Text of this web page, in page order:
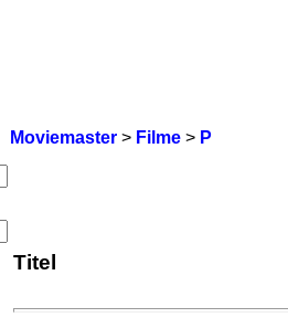
Moviemaster > Filme > P
Titel